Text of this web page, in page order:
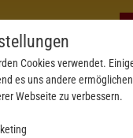
Cookies verwendet.
es uns andere
Webseite zu verbessern.